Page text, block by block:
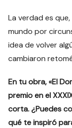
La verdad es
mundo por
idea de volver
cambiaron
En tu obra, «El
premio en el
corta. ¿Puedes
qué te inspiró